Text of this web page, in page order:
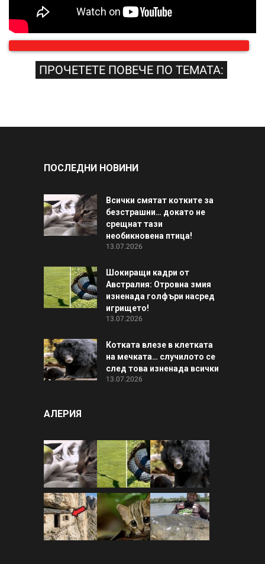
ПРОЧЕТЕТЕ ПОВЕЧЕ ПО ТЕМАТА:
ПОСЛЕДНИ НОВИНИ
Всички смятат котките за
безстрашни… докато не
срещнат тази
необикновена птица!
13.07.2026
Шокиращи кадри от
Австралия: Отровна змия
изненада голфъри насред
игрището!
13.07.2026
Котката влезе в клетката
на мечката… случилото се
след това изненада всички
13.07.2026
АЛЕРИЯ